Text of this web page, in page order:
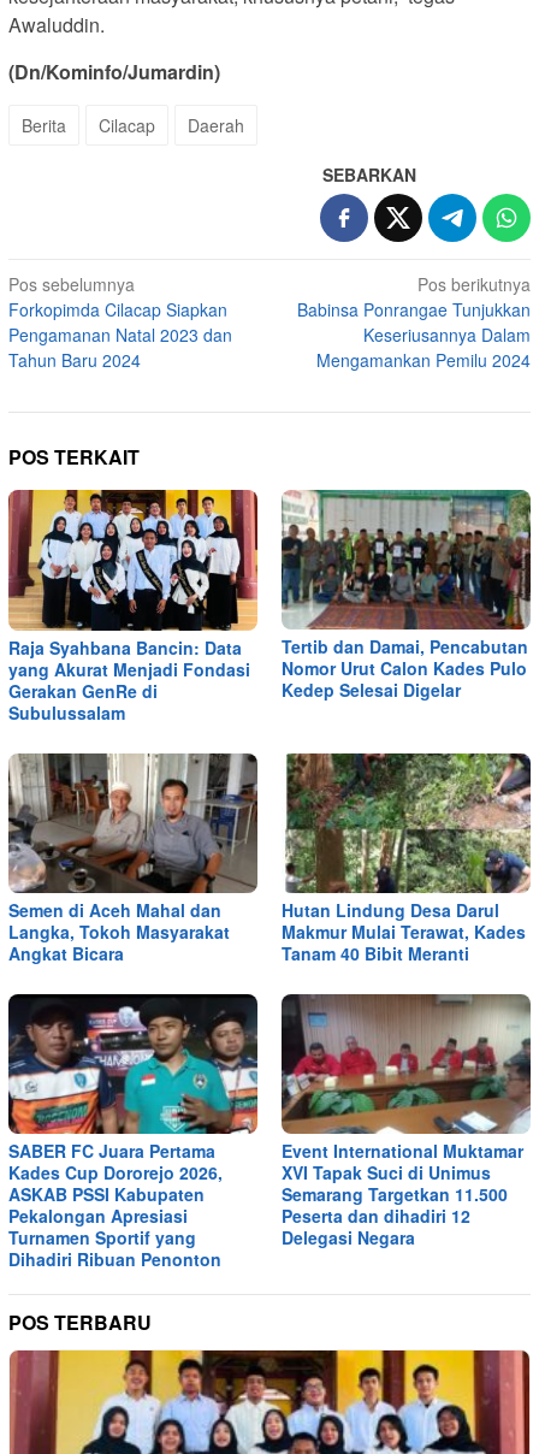
Awaluddin.
(Dn/Kominfo/Jumardin)
Berita Cilacap Daerah
SEBARKAN
Navigasi
pos
Pos sebelumnya
Forkopimda Cilacap Siapkan
Pengamanan Natal 2023 dan
Tahun Baru 2024
Pos berikutnya
Babinsa Ponrangae Tunjukkan
Keseriusannya Dalam
Mengamankan Pemilu 2024
POS TERKAIT
Raja Syahbana Bancin: Data
yang Akurat Menjadi Fondasi
Gerakan GenRe di
Subulussalam
Tertib dan Damai, Pencabutan
Nomor Urut Calon Kades Pulo
Kedep Selesai Digelar
Semen di Aceh Mahal dan
Langka, Tokoh Masyarakat
Angkat Bicara
Hutan Lindung Desa Darul
Makmur Mulai Terawat, Kades
Tanam 40 Bibit Meranti
SABER FC Juara Pertama
Kades Cup Dororejo 2026,
ASKAB PSSI Kabupaten
Pekalongan Apresiasi
Turnamen Sportif yang
Dihadiri Ribuan Penonton
Event International Muktamar
XVI Tapak Suci di Unimus
Semarang Targetkan 11.500
Peserta dan dihadiri 12
Delegasi Negara
POS TERBARU